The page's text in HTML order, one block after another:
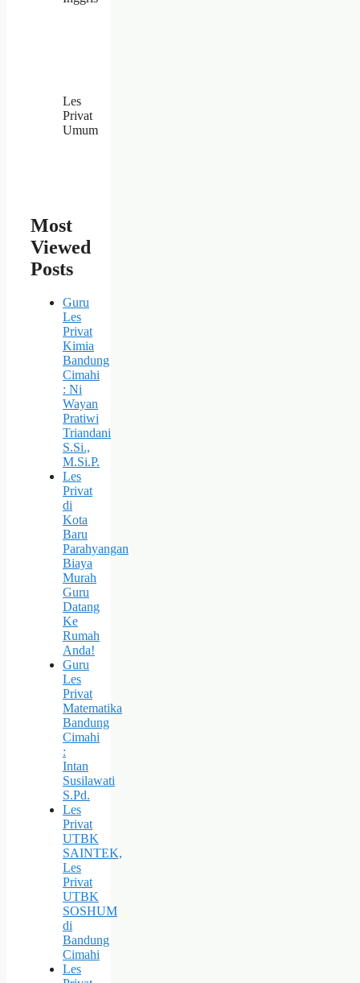
Les
Privat
Umum
Most
Viewed
Posts
Guru
Les
Privat
Kimia
Bandung
Cimahi
: Ni
Wayan
Pratiwi
Triandani
S.Si.,
M.Si.P.
Les
Privat
di
Kota
Baru
Parahyangan
Biaya
Murah
Guru
Datang
Ke
Rumah
Anda!
Guru
Les
Privat
Matematika
Bandung
Cimahi
:
Intan
Susilawati
S.Pd.
Les
Privat
UTBK
SAINTEK,
Les
Privat
UTBK
SOSHUM
di
Bandung
Cimahi
Les